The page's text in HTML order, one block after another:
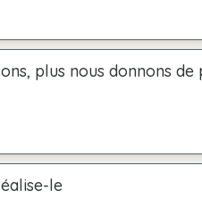
plus nous donnons
le